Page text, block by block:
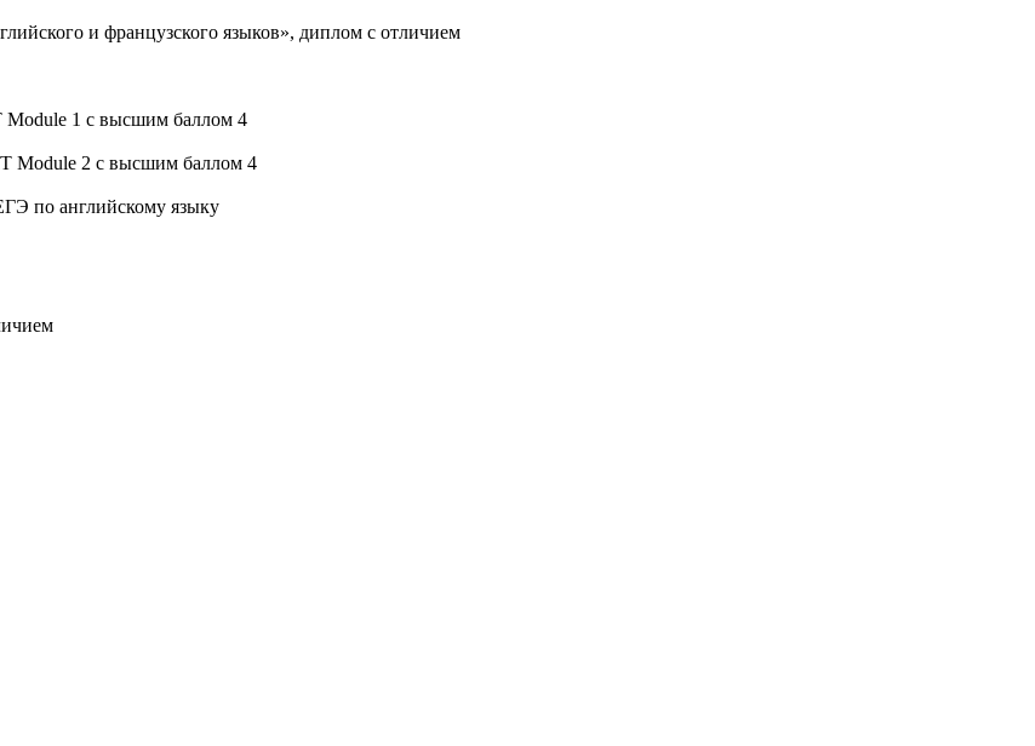
и французского языков», диплом с отличием
Module 1 с высшим баллом 4
Module 2 с высшим баллом 4
по английскому языку